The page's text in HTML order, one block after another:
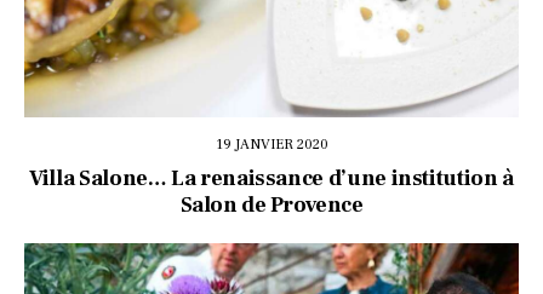
19 JANVIER 2020
Villa Salone… La renaissance d’une institution à
Salon de Provence